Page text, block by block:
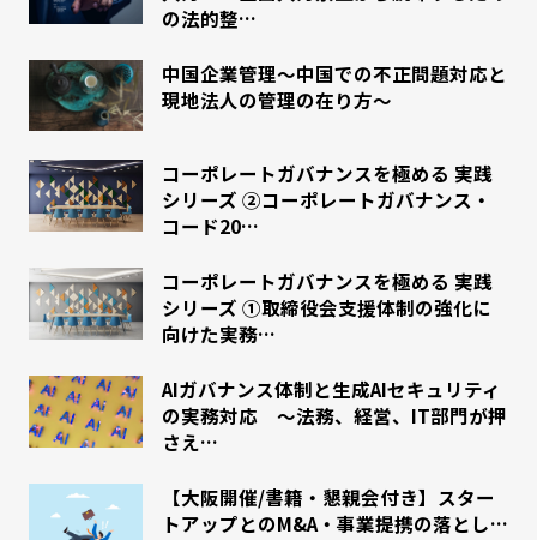
の法的整…
中国企業管理～中国での不正問題対応と
現地法人の管理の在り方～
コーポレートガバナンスを極める 実践
シリーズ ②コーポレートガバナンス・
コード20…
コーポレートガバナンスを極める 実践
シリーズ ①取締役会支援体制の強化に
向けた実務…
AIガバナンス体制と生成AIセキュリティ
の実務対応 〜法務、経営、IT部門が押
さえ…
【大阪開催/書籍・懇親会付き】スター
トアップとのM&A・事業提携の落とし…